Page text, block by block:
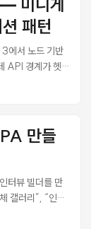
리했다. ...
패턴
에서 노드 기반
API 경계가 헷갈
나고,
이게
환하고,
클래스의 메서
Tween 반환
#
✅ ❌
만들
터뷰 빌더를 만
갤러리”, “인터
뀌는 SPA 느낌